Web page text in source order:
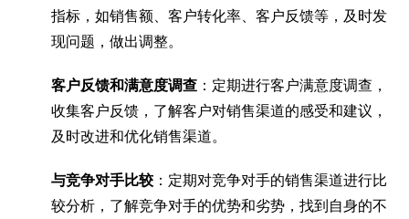
指标，如销售额、客户转化率、客户反馈等，及时发
现问题，做出调整。
客户反馈和满意度调查 ：定期进行客户满意度调查，
收集客户反馈，了解客户对销售渠道的感受和建议，
及时改进和优化销售渠道。
与竞争对手比较 ：定期对竞争对手的销售渠道进行比
较分析，了解竞争对手的优势和劣势，找到自身的不